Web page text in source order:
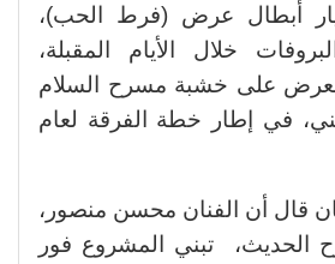
أبطال عرض (فرط الحب)،
خلال الأيام المقبلة،
العرض على خشبة مسرح السلام
في إطار خطة الفرقة لعام
قال أن الفنان محسن منصور،
الحديث،
تبني المشروع فور